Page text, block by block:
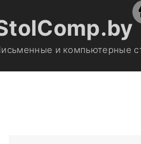
k
i
p
t
и компьютерные